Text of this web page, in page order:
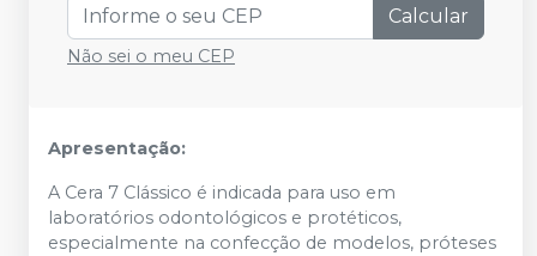
Calcular
Não sei o meu CEP
Apresentação:
A Cera 7 Clássico é indicada para uso em
laboratórios odontológicos e protéticos,
especialmente na confecção de modelos, próteses